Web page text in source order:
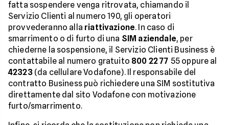
fatta sospendere venga ritrovata, chiamando il
Servizio Clienti al numero 190, gli operatori
provvederanno alla riattivazione. In caso di
smarrimento o di furto di una SIM aziendale, per
chiederne la sospensione, il Servizio Clienti Business è
contattabile al numero gratuito 800 22 77 55 oppure al
42323(da cellulare Vodafone). Il responsabile del
contratto Business può richiedere una SIM sostitutiva
direttamente dal sito Vodafone con motivazione
furto/smarrimento.